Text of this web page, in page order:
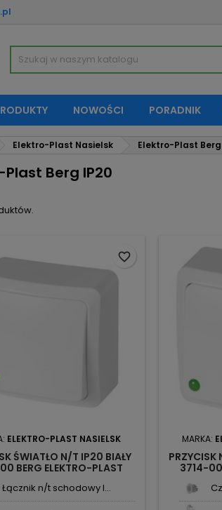
NOWOŚCI PORADNIK
Elektro-Plast Nasielsk Elektro-Plast Berg
Berg IP20
ELEKTRO-PLAST NASIELSK
ŚWIATŁO N/T IP20 BIAŁY
BERG ELEKTRO-PLAST
Łącznik n/t schodowy I...
favorite_border
MARKA:
PRZYCISK
3714-00
listy życzeń
Utwórz nową listę
listę życzeń
się
być zalogowany by zapisać produkty na